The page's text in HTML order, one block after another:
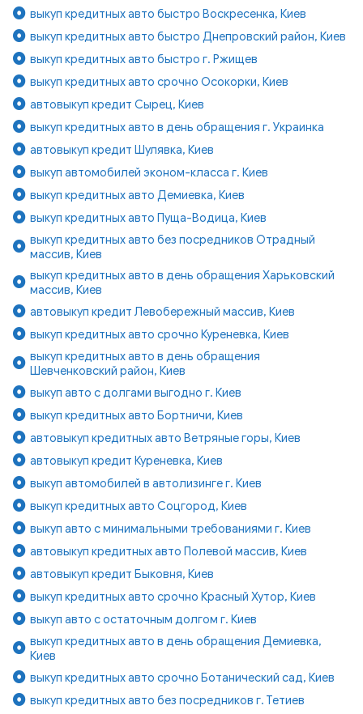
выкуп кредитных авто быстро Воскресенка, Киев
выкуп кредитных авто быстро Днепровский район, Киев
выкуп кредитных авто быстро г. Ржищев
выкуп кредитных авто срочно Осокорки, Киев
автовыкуп кредит Сырец, Киев
выкуп кредитных авто в день обращения г. Украинка
автовыкуп кредит Шулявка, Киев
выкуп автомобилей эконом-класса г. Киев
выкуп кредитных авто Демиевка, Киев
выкуп кредитных авто Пуща-Водица, Киев
выкуп кредитных авто без посредников Отрадный
массив, Киев
выкуп кредитных авто в день обращения Харьковский
массив, Киев
автовыкуп кредит Левобережный массив, Киев
выкуп кредитных авто срочно Куреневка, Киев
выкуп кредитных авто в день обращения
Шевченковский район, Киев
выкуп авто с долгами выгодно г. Киев
выкуп кредитных авто Бортничи, Киев
автовыкуп кредитных авто Ветряные горы, Киев
автовыкуп кредит Куреневка, Киев
выкуп автомобилей в автолизинге г. Киев
выкуп кредитных авто Соцгород, Киев
выкуп авто с минимальными требованиями г. Киев
автовыкуп кредитных авто Полевой массив, Киев
автовыкуп кредит Быковня, Киев
выкуп кредитных авто срочно Красный Хутор, Киев
выкуп авто с остаточным долгом г. Киев
выкуп кредитных авто в день обращения Демиевка,
Киев
выкуп кредитных авто срочно Ботанический сад, Киев
выкуп кредитных авто без посредников г. Тетиев